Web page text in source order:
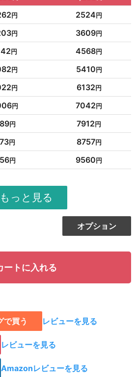
2524
3609
4568
5410
6132
7042
7912
8757
9560
951
12324
13216
14130
15776
オプション
ートに入れる
で買う レビューを見る
レビューを見る
Amazonレビューを見る